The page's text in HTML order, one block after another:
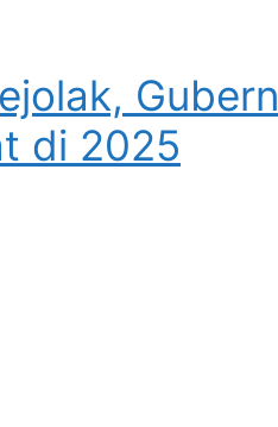
di 2025